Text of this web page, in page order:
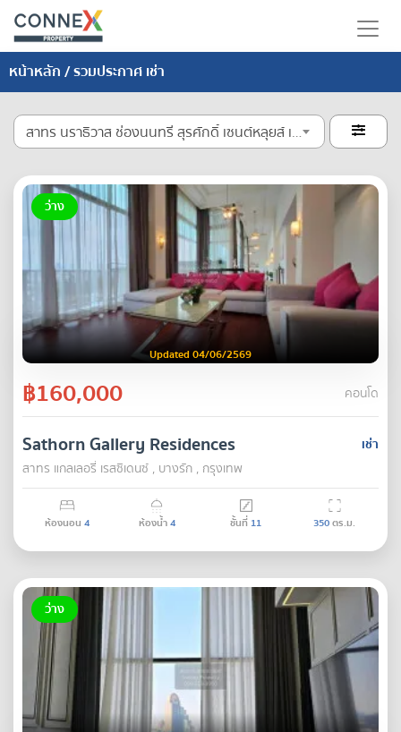
หน้าหลัก/ รวมประกาศ เช่า
สาทร นราธิวาส ช่องนนทรี สุรศักดิ์ เซนต์หลุยส์ เจริญราษฎร์ เจริญกรุง 
ว่าง
Updated 04/06/2569
฿160,000 คอนโด
เช่า
Sathorn Gallery Residences
สาทร แกลเลอรี่ เรสซิเดนซ์ , บางรัก , กรุงเทพ
ห้องนอน 4 ห้องน้ำ4 ชั้นที่ 11 350ตร.ม.
ว่าง